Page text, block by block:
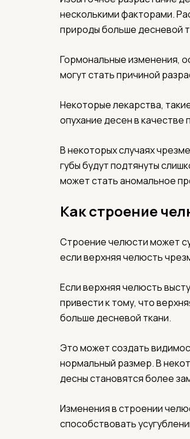
несколькими факторами.
природы больше десневой
Гормональные изменения,
могут стать причиной
Некоторые лекарства,
опухание десен в
В некоторых случаях
губы будут подтянуты
может стать аномальное
Как строение
Строение челюсти может
если верхняя челюсть
Если верхняя челюсть
привести к тому, что
больше десневой ткани.
Это может создать
нормальный размер. В
десны становятся более
Изменения в строении
способствовать